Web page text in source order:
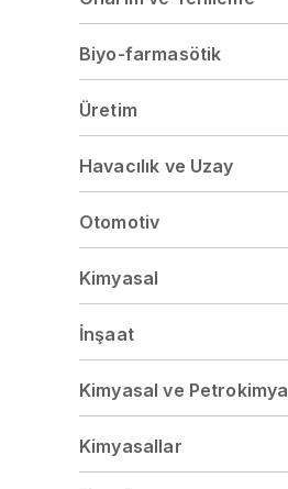
Biyo-farmasötik
Üretim
Havacılık ve Uzay
Otomotiv
Kimyasal
İnşaat
Kimyasal ve Petrokimya
Kimyasallar